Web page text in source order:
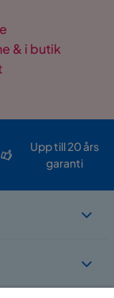
& i butik
Upp till 20 års
garanti